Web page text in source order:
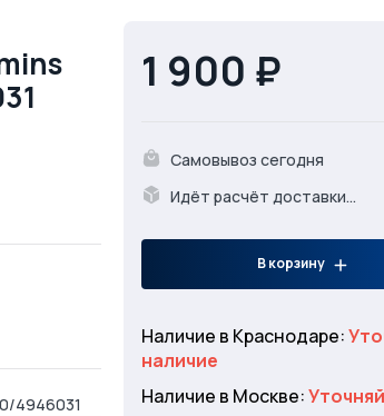
4946031
1 900 ₽
Самовывоз сегодня
Идёт расчёт доставки...
В корзину
Наличие в Краснодаре:
наличие
Наличие в Москве: